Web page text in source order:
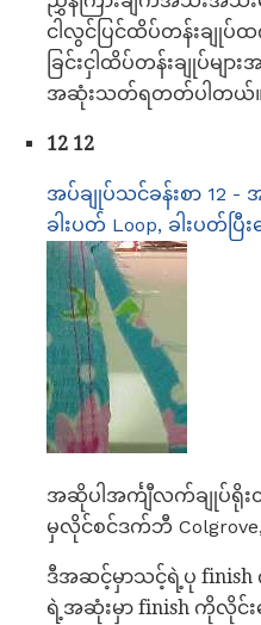
ငါလွင်ပြင်ထိပ်တန်းချု
ခြင်းငှါထိပ်တန်းချုပ်မျ
အဆုံးသတ်ရတတ်ပါတယ်။
12 12
အပ်ချုပ်သင်ခန်းစာ 12
ခါးပတ် Loop, ခါးပတ်ပြီ
အဆိုပါအင်္ကျီလက်ချုပ်ရိုး
မှလိုင်စင်ဒက်ဘီ Colgrove,
ဒီအဆင့်မှာသင့်ရဲ့ပု finish
ရဲ့အဆုံးမှာ finish ကိုလိုင်